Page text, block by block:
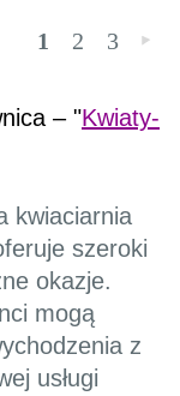
1 2 3 »
– "Kwiaty-
kwiaciarnia
szeroki
okazje.
mogą
z
usługi